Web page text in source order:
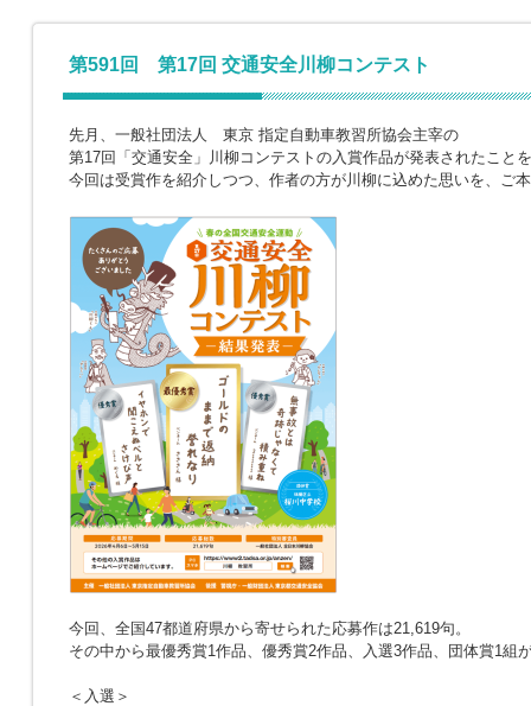
第591回 第17回 交通安全川柳コンテスト
先月、一般社団法人 東京 指定自動車教習所協会主宰の
第17回「交通安全」川柳コンテストの入賞作品が発表されたこと
今回は受賞作を紹介しつつ、作者の方が川柳に込めた思いを、ご
今回、全国47都道府県から寄せられた応募作は21,619句。
その中から最優秀賞1作品、優秀賞2作品、入選3作品、団体賞1組
＜入選＞